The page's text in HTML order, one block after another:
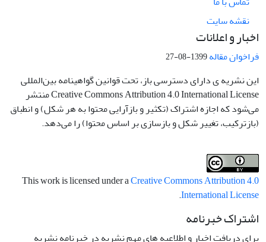
نقشه سایت
اخبار و اعلانات
فراخوان مقاله1399-08-27
این نشریه ی دارای دسترسی باز، تحت قوانین گواهینامه بین‌المللی
Creative Commons Attribution 4.0 International License منتشر
می‌شود که اجازه اشتراک (تکثیر و بازآرایی محتوا به هر شکل) و انطباق
(بازترکیب، تغییر شکل و بازسازی بر اساس محتوا) را می‌دهد.
This work is licensed under aCreative Commons Attribution 4.0
International License
.
اشتراک خبرنامه
برای دریافت اخبار و اطلاعیه های مهم نشریه در خبرنامه نشریه